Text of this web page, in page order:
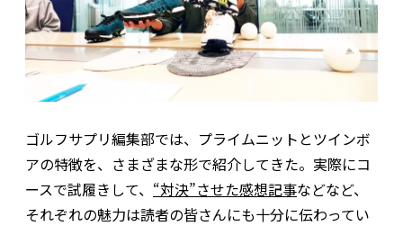
ゴルフサプリ編集部では、プライムニットとツインボ
アの特徴を、さまざまな形で紹介してきた。実際にコ
ースで試履きして、 “対決”させた感想記事などなど、
それぞれの魅力は読者の皆さんにも十分に伝わってい